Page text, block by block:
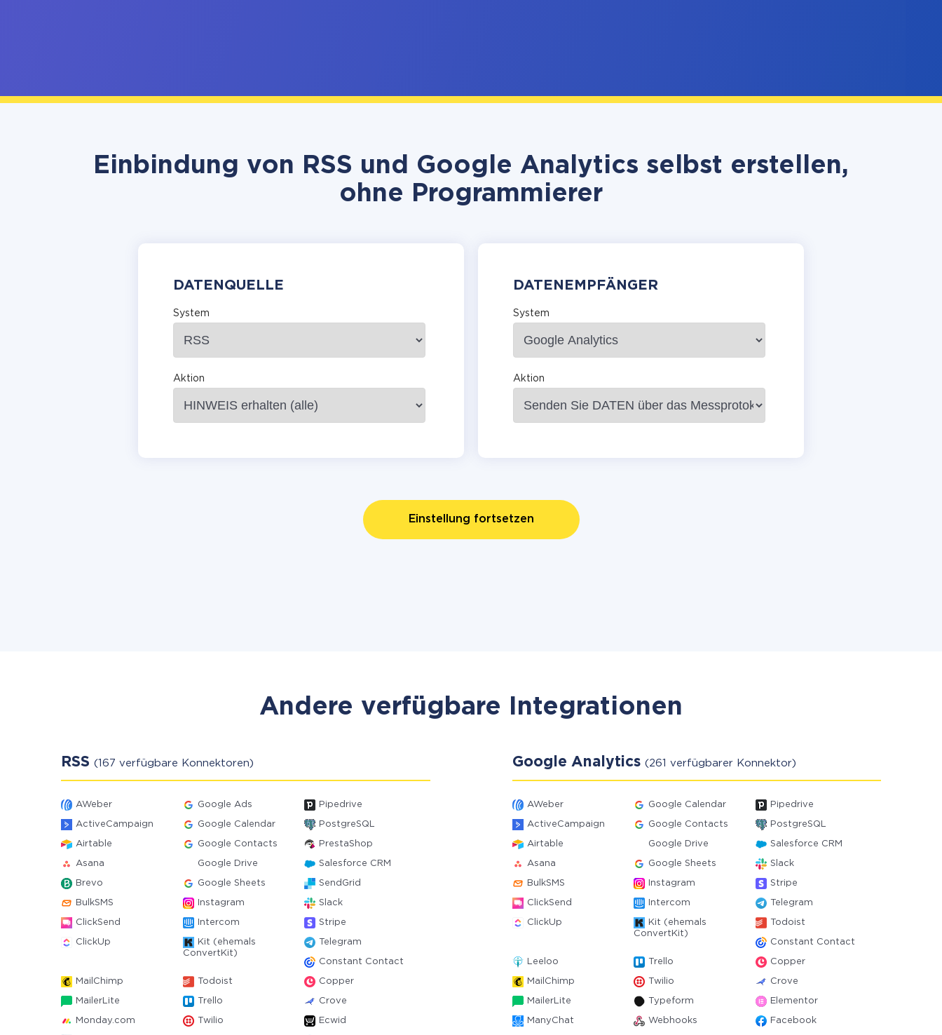
Einbindung von RSS und Google Analytics selbst erstellen,
ohne Programmierer
DATENQUELLE
System
Aktion
DATENEMPFÄNGER
System
Aktion
Einstellung fortsetzen
Andere verfügbare Integrationen
RSS (167 verfügbare Konnektoren)
AWeber Google Ads Pipedrive
ActiveCampaign Google Calendar PostgreSQL
Airtable Google Contacts PrestaShop
Asana Google Drive Salesforce CRM
Brevo Google Sheets SendGrid
BulkSMS Instagram Slack
ClickSend Intercom Stripe
ClickUp
Kit (ehemals
ConvertKit)
Telegram
Constant Contact
MailChimp Todoist Copper
MailerLite Trello Crove
Monday.com Twilio Ecwid
Google Analytics (261 verfügbarer Konnektor)
AWeber Google Calendar Pipedrive
ActiveCampaign Google Contacts PostgreSQL
Airtable Google Drive Salesforce CRM
Asana Google Sheets Slack
BulkSMS Instagram Stripe
ClickSend Intercom Telegram
ClickUp
Kit (ehemals
ConvertKit)
Todoist
Constant Contact
Leeloo Trello Copper
MailChimp Twilio Crove
MailerLite Typeform Elementor
ManyChat Webhooks Facebook